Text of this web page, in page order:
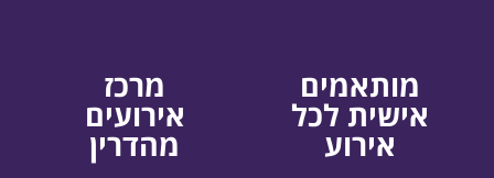
מותאמים
אישית לכל
אירוע
מרכז
אירועים
מהדרין